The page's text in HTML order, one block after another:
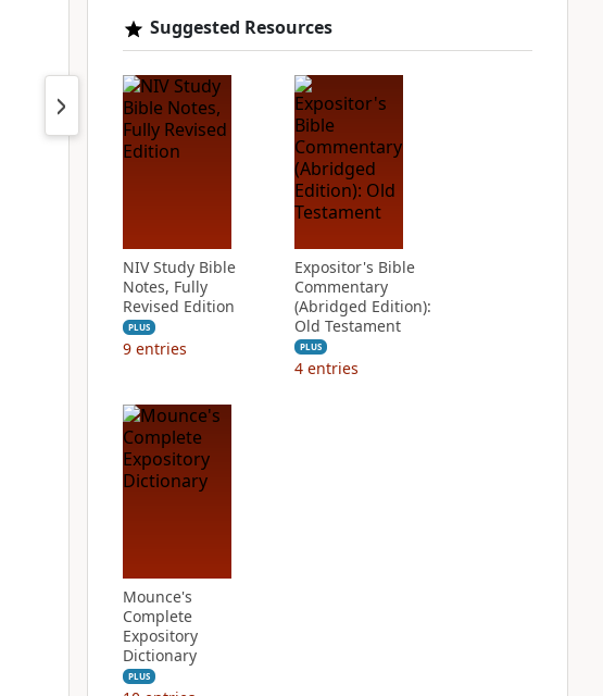
Suggested Resources
NIV Study Bible
Notes, Fully
Revised Edition
PLUS
9 entries
Expositor's Bible
Commentary
(Abridged Edition):
Old Testament
PLUS
4 entries
Mounce's
Complete
Expository
Dictionary
PLUS